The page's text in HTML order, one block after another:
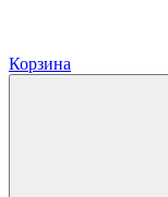
Корзина